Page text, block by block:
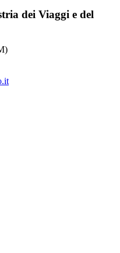
dei Viaggi e del